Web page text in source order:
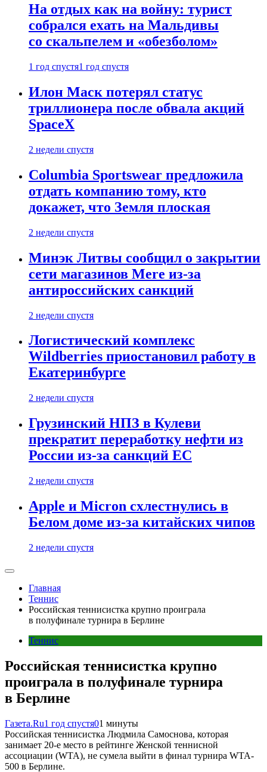
На отдых как на войну: турист
собрался ехать на Мальдивы
со скальпелем и «обезболом»
1 год спустя1 год спустя
Илон Маск потерял статус
триллионера после обвала акций
SpaceX
2 недели спустя
Columbia Sportswear предложила
отдать компанию тому, кто
докажет, что Земля плоская
2 недели спустя
Минэк Литвы сообщил о закрытии
сети магазинов Mere из-за
антироссийских санкций
2 недели спустя
Логистический комплекс
Wildberries приостановил работу в
Екатеринбурге
2 недели спустя
Грузинский НПЗ в Кулеви
прекратит переработку нефти из
России из-за санкций ЕС
2 недели спустя
Apple и Micron схлестнулись в
Белом доме из-за китайских чипов
2 недели спустя
Главная
Теннис
Российская теннисистка крупно проиграла
в полуфинале турнира в Берлине
Теннис
Российская теннисистка крупно
проиграла в полуфинале турнира
в Берлине
Газета.Ru1 год спустя01 минуты
Российская теннисистка Людмила Самоснова, которая
занимает 20-е место в рейтинге Женской теннисной
ассоциации (WTA), не сумела выйти в финал турнира WTA-
500 в Берлине.